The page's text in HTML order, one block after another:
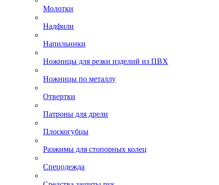
Молотки
Надфили
Напильники
Ножницы для резки изделий из ПВХ
Ножницы по металлу
Отвертки
Патроны для дрели
Плоскогубцы
Разжимы для стопорных колец
Спецодежда